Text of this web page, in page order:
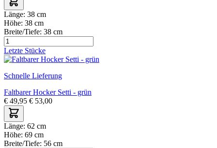
Länge: 38 cm
Höhe: 38 cm
Breite/Tiefe: 38 cm
Letzte Stücke
Schnelle Lieferung
Faltbarer Hocker Setti - grün
€ 49,95 € 53,00
Länge: 62 cm
Höhe: 69 cm
Breite/Tiefe: 56 cm